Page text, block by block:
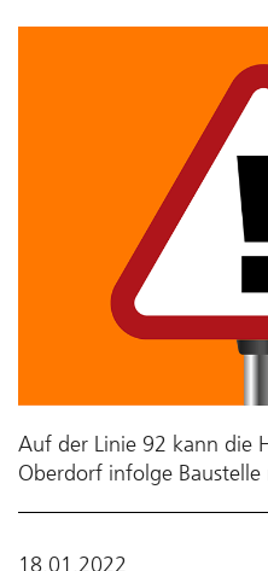
Auf der Linie 92 kann die
Oberdorf infolge
18.01.2022